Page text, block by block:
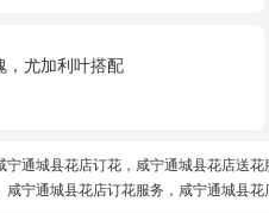
，尤加利叶搭配
宁通城县花店订花，咸宁通城县花店送
宁通城县花店订花服务，咸宁通城县